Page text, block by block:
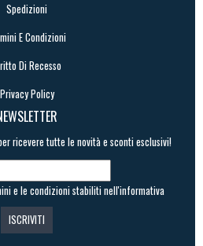
Spedizioni
E Condizioni
Di Recesso
Privacy Policy
ricevere tutte le novità e sconti esclusivi!
e le condizioni stabiliti nell'informativa